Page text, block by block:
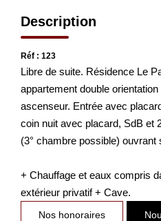
Description
Réf : 123
Libre de suite. Résidence Le
appartement double
ascenseur. Entrée avec
coin nuit avec placard, SdB et
(3° chambre possible) ouvrant
+ Chauffage et eaux compris
extérieur privatif + Cave.
Nos honoraires